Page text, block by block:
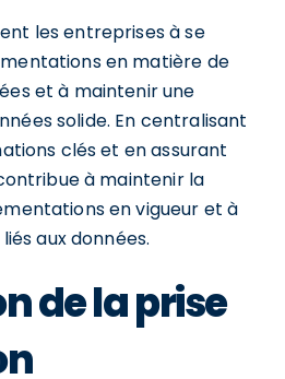
les entreprises à se
en matière de
et à maintenir une
solide. En centralisant
clés et en assurant
à maintenir la
en vigueur et à
aux données.
de la prise